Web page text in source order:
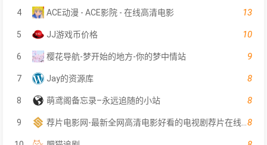
4 ACE动漫 - ACE影院 - 在线高清电影 13
5 JJ游戏币价格 10
6 樱花导航-梦开始的地方-你的梦中情站 9
7 Jay的资源库 8
8 萌鸢阁备忘录–永远追随的小站 8
9 8